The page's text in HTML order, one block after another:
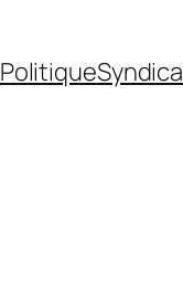
Politique